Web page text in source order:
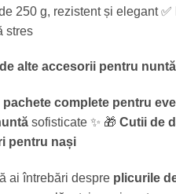
250 g, rezistent și elegant ✅
stres
alte accesorii pentru
pachete complete pentru
sofisticate ✨ 🎁 Cutii de
pentru nași
ai întrebări despre plicurile